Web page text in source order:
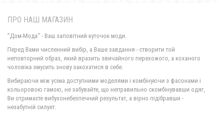
720.00грн.
Стильне плаття жіноче із відкритими плечима "Candys"
ПРО НАШ МАГАЗИН
"Дом-Мода" - Ваш заповітний куточок моди.
Перед Вами численний вибір, а Ваше завдання - створити той
неповторний образ, який вразить звичайного перехожого, а коханого
чоловіка змусить знову закохатися в себе.
Вибираючи між усіма доступними моделями і комбінуючи з фасонами і
кольоровою гамою, не забувайте, що неправильно скомбінувавши одяг,
Ви отримаєте вибухонебезпечний результат, а вірно підібравши -
незабутній силует.